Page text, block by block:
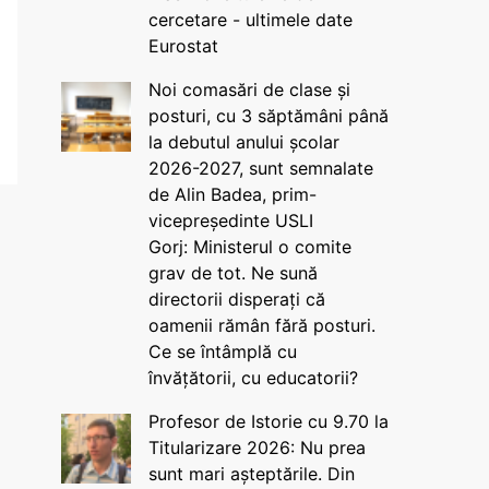
cercetare - ultimele date
Eurostat
Noi comasări de clase și
posturi, cu 3 săptămâni până
la debutul anului școlar
2026-2027, sunt semnalate
de Alin Badea, prim-
vicepreședinte USLI
Gorj: Ministerul o comite
grav de tot. Ne sună
directorii disperați că
oamenii rămân fără posturi.
Ce se întâmplă cu
învățătorii, cu educatorii?
Profesor de Istorie cu 9.70 la
Titularizare 2026: Nu prea
sunt mari așteptările. Din